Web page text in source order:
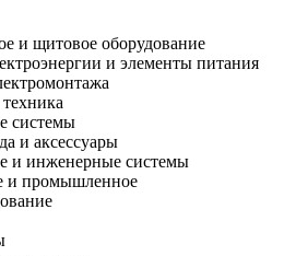
и щитовое оборудование
и элементы питания
системы
и аксессуары
и инженерные системы
и промышленное